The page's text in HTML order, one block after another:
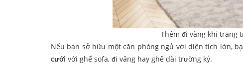
Thêm đi văng khi trang
Nếu bạn sở hữu một căn phòng ngủ với diện tích lớn,
cưới với ghế sofa, đi văng hay ghế dài trường kỷ.